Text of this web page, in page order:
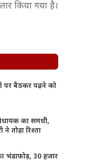
किया गया है।
पर बैठकर पढ़ने को
का समधी,
तोड़ा रिश्ता
भंडाफोड़, 30 हजार